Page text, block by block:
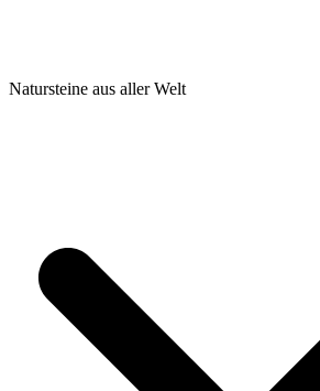
Natursteine aus aller Welt